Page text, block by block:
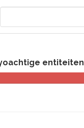
entiteiten